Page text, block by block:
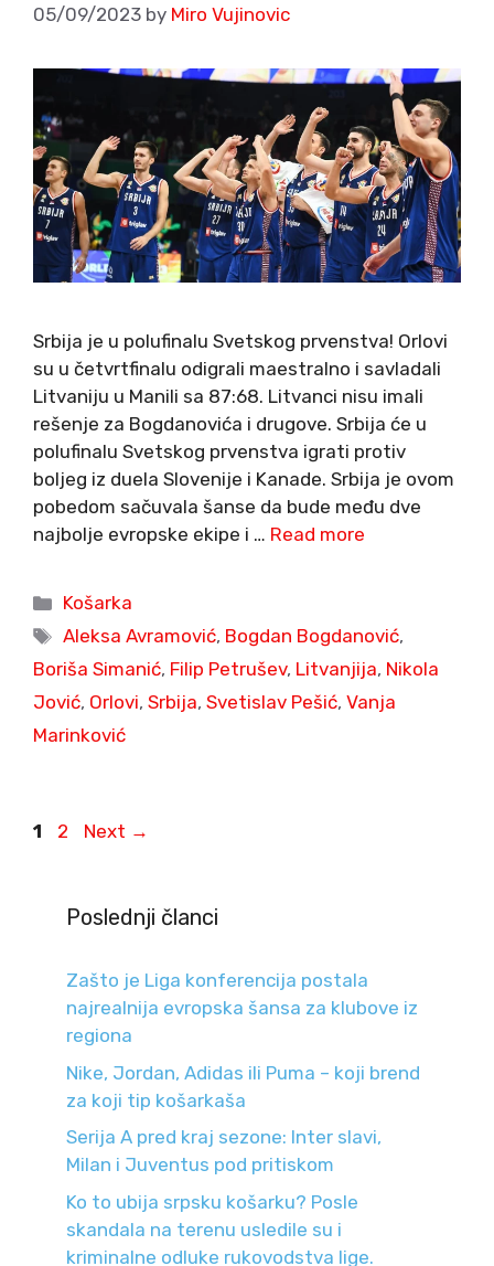
05/09/2023 by Miro Vujinovic
Srbija je u polufinalu Svetskog prvenstva! Orlovi
su u četvrtfinalu odigrali maestralno i savladali
Litvaniju u Manili sa 87:68. Litvanci nisu imali
rešenje za Bogdanovića i drugove. Srbija će u
polufinalu Svetskog prvenstva igrati protiv
boljeg iz duela Slovenije i Kanade. Srbija je ovom
pobedom sačuvala šanse da bude među dve
najbolje evropske ekipe i … Read more
Categories
Košarka
Tags
Aleksa Avramović, Bogdan Bogdanović,
Boriša Simanić, Filip Petrušev, Litvanjija, Nikola
Jović, Orlovi, Srbija, Svetislav Pešić, Vanja
Marinković
Page
1 Page
2 Next →
Poslednji članci
Zašto je Liga konferencija postala
najrealnija evropska šansa za klubove iz
regiona
Nike, Jordan, Adidas ili Puma – koji brend
za koji tip košarkaša
Serija A pred kraj sezone: Inter slavi,
Milan i Juventus pod pritiskom
Ko to ubija srpsku košarku? Posle
skandala na terenu usledile su i
kriminalne odluke rukovodstva lige.